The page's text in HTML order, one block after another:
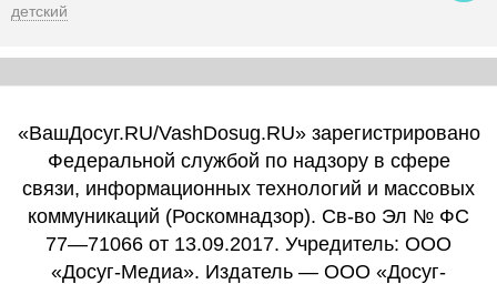
детский
«ВашДосуг.RU/VashDosug.RU» зарегистрировано
Федеральной службой по надзору в сфере
связи, информационных технологий и массовых
коммуникаций (Роскомнадзор). Св-во Эл № ФС
77—71066 от 13.09.2017. Учредитель: ООО
«Досуг-Медиа». Издатель — ООО «Досуг-